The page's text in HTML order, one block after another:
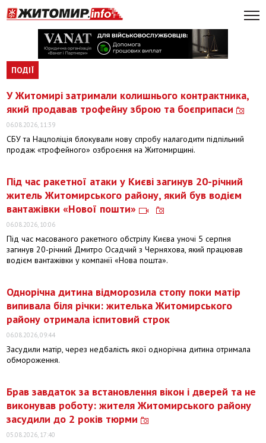
ПОДІЇ
У Житомирі затримали колишнього контрактника,
який продавав трофейну зброю та боєприпаси
06.08.2026, 11:39
СБУ та Нацполіція блокували нову спробу налагодити підпільний
продаж «трофейного» озброєння на Житомирщині.
Під час ракетної атаки у Києві загинув 20-річний
житель Житомирського району, який був водієм
вантажівки «Нової пошти»
06.08.2026, 10:06
Під час масованого ракетного обстрілу Києва уночі 5 серпня
загинув 20-річний Дмитро Осадчий з Черняхова, який працював
водієм вантажівки у компанії «Нова пошта».
Однорічна дитина відморозила стопу поки матір
випивала біля річки: жителька Житомирського
району отримала іспитовий строк
06.08.2026, 09:44
Засудили матір, через недбалість якої однорічна дитина отримала
обмороження.
Брав завдаток за встановлення вікон і дверей та не
виконував роботу: жителя Житомирського району
засудили до 2 років тюрми
05.08.2026, 17:40